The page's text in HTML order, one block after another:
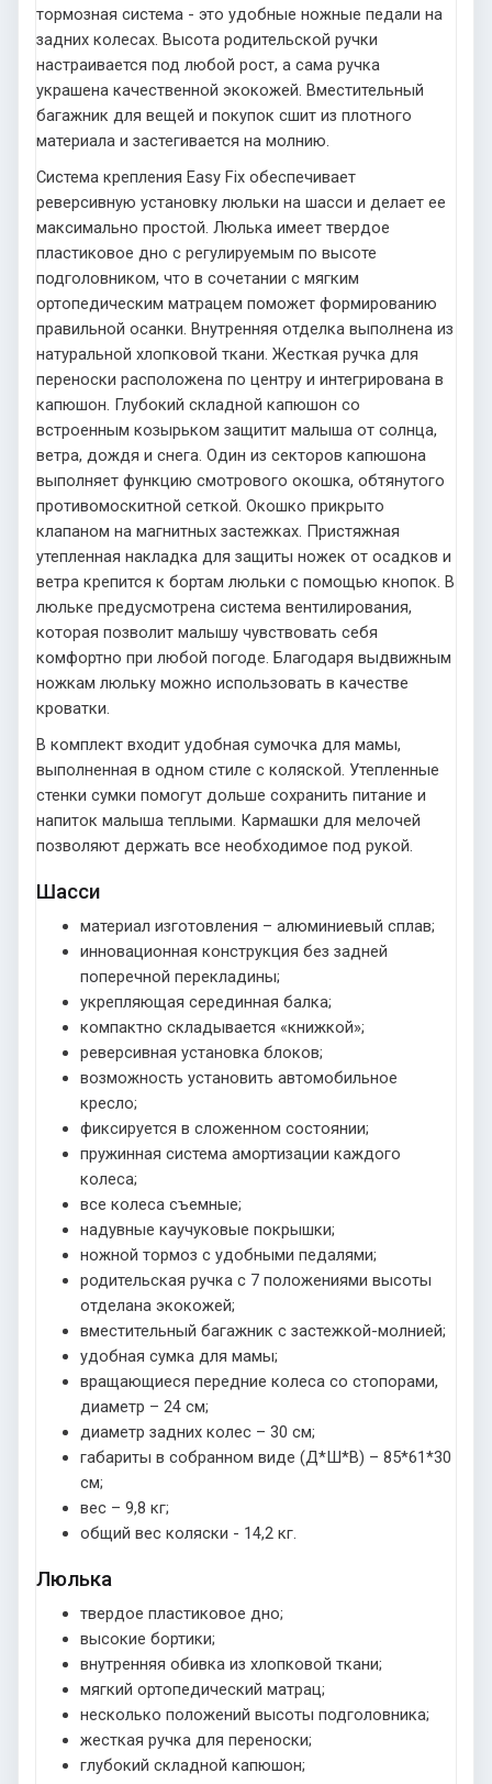
тормозная система - это удобные ножные педали на
задних колесах. Высота родительской ручки
настраивается под любой рост, а сама ручка
украшена качественной экокожей. Вместительный
багажник для вещей и покупок сшит из плотного
материала и застегивается на молнию.
Система крепления Easy Fix обеспечивает
реверсивную установку люльки на шасси и делает ее
максимально простой. Люлька имеет твердое
пластиковое дно с регулируемым по высоте
подголовником, что в сочетании с мягким
ортопедическим матрацем поможет формированию
правильной осанки. Внутренняя отделка выполнена из
натуральной хлопковой ткани. Жесткая ручка для
переноски расположена по центру и интегрирована в
капюшон. Глубокий складной капюшон со
встроенным козырьком защитит малыша от солнца,
ветра, дождя и снега. Один из секторов капюшона
выполняет функцию смотрового окошка, обтянутого
противомоскитной сеткой. Окошко прикрыто
клапаном на магнитных застежках. Пристяжная
утепленная накладка для защиты ножек от осадков и
ветра крепится к бортам люльки с помощью кнопок. В
люльке предусмотрена система вентилирования,
которая позволит малышу чувствовать себя
комфортно при любой погоде. Благодаря выдвижным
ножкам люльку можно использовать в качестве
кроватки.
В комплект входит удобная сумочка для мамы,
выполненная в одном стиле с коляской. Утепленные
стенки сумки помогут дольше сохранить питание и
напиток малыша теплыми. Кармашки для мелочей
позволяют держать все необходимое под рукой.
Шасси
материал изготовления – алюминиевый сплав;
инновационная конструкция без задней
поперечной перекладины;
укрепляющая серединная балка;
компактно складывается «книжкой»;
реверсивная установка блоков;
возможность установить автомобильное
кресло;
фиксируется в сложенном состоянии;
пружинная система амортизации каждого
колеса;
все колеса съемные;
надувные каучуковые покрышки;
ножной тормоз с удобными педалями;
родительская ручка с 7 положениями высоты
отделана экокожей;
вместительный багажник с застежкой-молнией;
удобная сумка для мамы;
вращающиеся передние колеса со стопорами,
диаметр – 24 см;
диаметр задних колес – 30 см;
габариты в собранном виде (Д*Ш*В) – 85*61*30
см;
вес – 9,8 кг;
общий вес коляски - 14,2 кг.
Люлька
твердое пластиковое дно;
высокие бортики;
внутренняя обивка из хлопковой ткани;
мягкий ортопедический матрац;
несколько положений высоты подголовника;
жесткая ручка для переноски;
глубокий складной капюшон;